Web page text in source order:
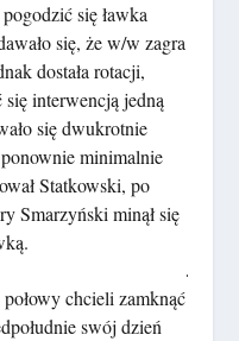
się ławka
się, że w/w zagra
dostała rotacji,
się interwencją jedną
się dwukrotnie
minimalnie
Statkowski, po
Smarzyński minął się
.
chcieli zamknąć
swój dzień